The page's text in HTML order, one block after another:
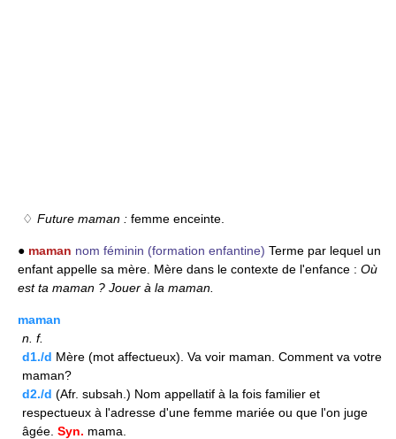
♢ Future maman : femme enceinte.
● maman nom féminin (formation enfantine) Terme par lequel un
enfant appelle sa mère. Mère dans le contexte de l'enfance : Où
est ta maman ? Jouer à la maman.
maman
n. f.
d1./d Mère (mot affectueux). Va voir maman. Comment va votre
maman?
d2./d (Afr. subsah.) Nom appellatif à la fois familier et
respectueux à l'adresse d'une femme mariée ou que l'on juge
âgée. Syn. mama.